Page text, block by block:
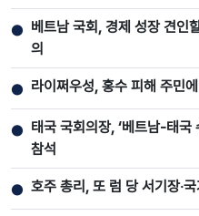
● 베트남 국회, 경제 성장 견인
의
● 라이쩌우성, 홍수 피해 주민
● 태국 국회의장, ‘베트남-태국
참석
● 호주 총리, 또 럼 당 서기장‧